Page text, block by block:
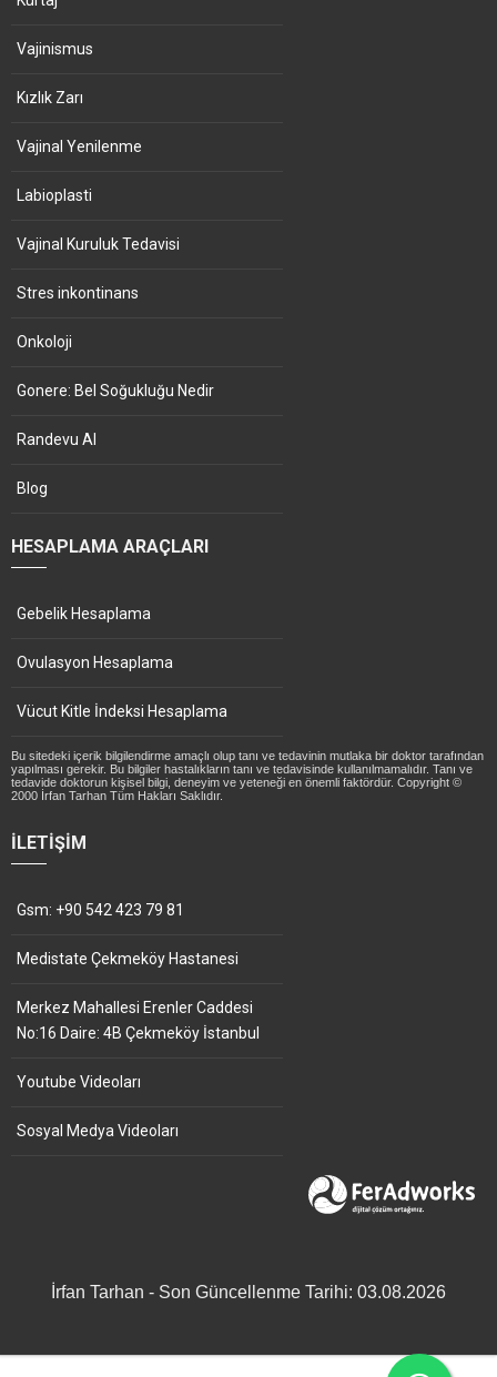
Vajinismus
Kızlık Zarı
Vajinal Yenilenme
Labioplasti
Vajinal Kuruluk Tedavisi
Stres inkontinans
Onkoloji
Gonere: Bel Soğukluğu Nedir
Randevu Al
Blog
HESAPLAMA ARAÇLARI
Gebelik Hesaplama
Ovulasyon Hesaplama
Vücut Kitle İndeksi Hesaplama
Bu sitedeki içerik bilgilendirme amaçlı olup tanı ve tedavinin mutlaka bir doktor tarafından
yapılması gerekir. Bu bilgiler hastalıkların tanı ve tedavisinde kullanılmamalıdır. Tanı ve
tedavide doktorun kişisel bilgi, deneyim ve yeteneği en önemli faktördür. Copyright ©
2000 İrfan Tarhan Tüm Hakları Saklıdır.
İLETIŞIM
Gsm: +90 542 423 79 81
Medistate Çekmeköy Hastanesi
Merkez Mahallesi Erenler Caddesi
No:16 Daire: 4B Çekmeköy İstanbul
Youtube Videoları
Sosyal Medya Videoları
İrfan Tarhan - Son Güncellenme Tarihi: 03.08.2026